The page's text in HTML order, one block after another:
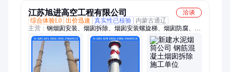
江苏旭进高空工程有限公司
洽谈
综合体验L0 出价迅速 真实性已核验
内蒙古通辽
主营： 钢烟囱安装、烟囱拆除、烟囱安装螺旋梯、烟囱防腐、烟
囱安装监测平台、烟囱安装旋转梯、烟囱安装折返梯